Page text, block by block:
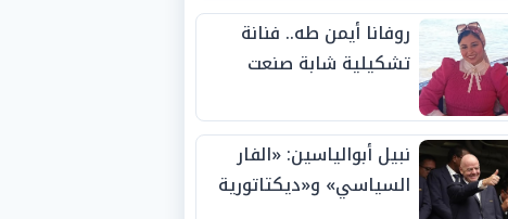
روفانا أيمن طه.. فنانة
تشكيلية شابة صنعت
الجوائز منذ الصغر
نبيل أبوالياسين: «الفار
السياسي» و«ديكتاتورية